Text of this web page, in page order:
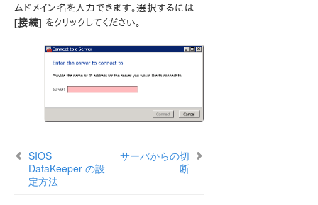
ガイド
AWS Direct Connect クイックスタートガイド
AWS VPC ピア接続クイックスタートガイド
Microsoft Azure 動作検証ガイド
SIOS Protection Suite for Windows テクニカルドキュ
メンテーション
ムドメイン名を入力できます。選択するには
[接続] をクリックしてください。
SIOS
DataKeeper の設
定方法
サーバからの切
断